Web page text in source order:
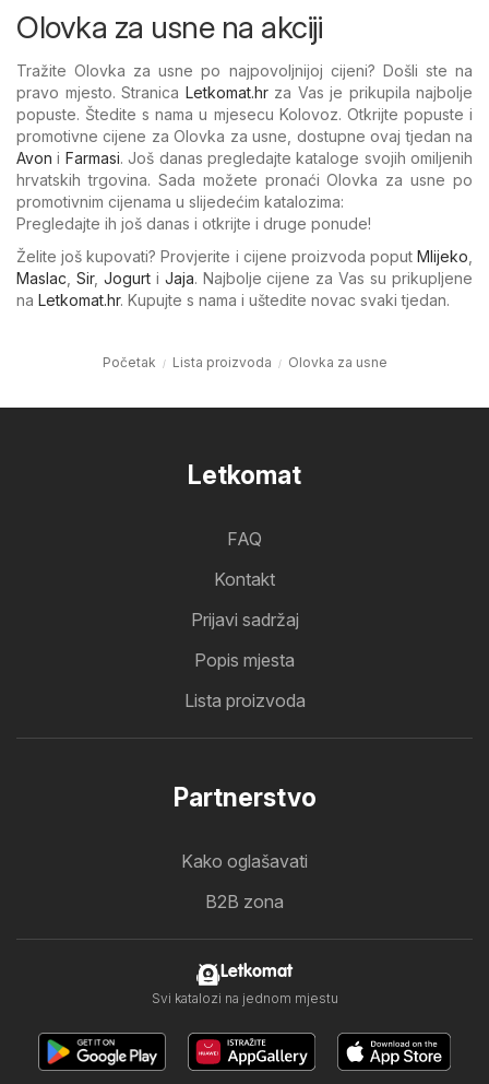
Olovka za usne na akciji
Tražite Olovka za usne po najpovoljnijoj cijeni? Došli ste na
pravo mjesto. Stranica Letkomat.hrza Vas je prikupila najbolje
popuste. Štedite s nama u mjesecu Kolovoz. Otkrijte popuste i
promotivne cijene za Olovka za usne, dostupne ovaj tjedan na
Avon i Farmasi. Još danas pregledajte kataloge svojih omiljenih
hrvatskih trgovina. Sada možete pronaći Olovka za usne po
promotivnim cijenama u slijedećim katalozima:
Pregledajte ih još danas i otkrijte i druge ponude!
Želite još kupovati? Provjerite i cijene proizvoda poput Mlijeko
Maslac Sir, Jogurti Jaja. Najbolje cijene za Vas su prikupljene
na Letkomat.hr. Kupujte s nama i uštedite novac svaki tjedan.
Početak Lista proizvoda Olovka za usne
Letkomat
FAQ
Kontakt
Prijavi sadržaj
Popis mjesta
Lista proizvoda
Partnerstvo
Kako oglašavati
B2B zona
Letkomat
Svi katalozi na jednom mjestu